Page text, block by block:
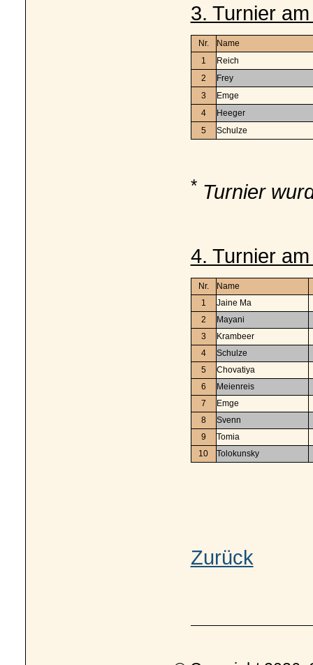
3. Turnier
Nr.
Name
1
Reich
2
Frey
3
Emge
4
Heeger
5
Schulze
* Turnier
4. Turnier
Nr.
Name
1
Jaine Ma
2
Mayani
3
Krambeer
4
Schulze
5
Chovatiya
6
Meienreis
7
Emge
8
Svenn
9
Tomia
10
Tolokunsky
Zurück